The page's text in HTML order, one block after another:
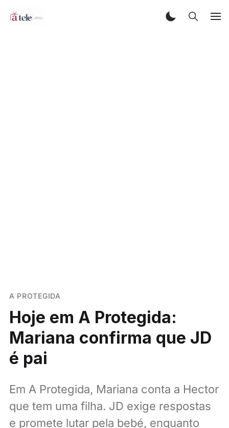
A PROTEGIDA
Hoje em A Protegida:
Mariana confirma que JD
é pai
Em A Protegida, Mariana conta a Hector
que tem uma filha. JD exige respostas
e promete lutar pela bebé, enquanto